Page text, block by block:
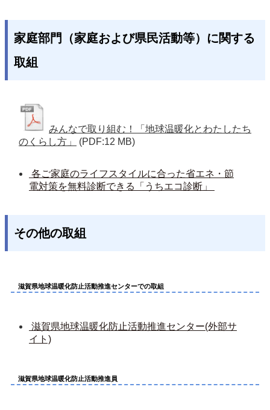
家庭部門（家庭および県民活動等）に関する
取組
みんなで取り組む！「地球温暖化とわたしたち
のくらし方」
(PDF:12 MB)
電対策を無料診断できる「うちエコ診断」
その他の取組
滋賀県地球温暖化防止活動推進センターでの取組
イト)
滋賀県地球温暖化防止活動推進員